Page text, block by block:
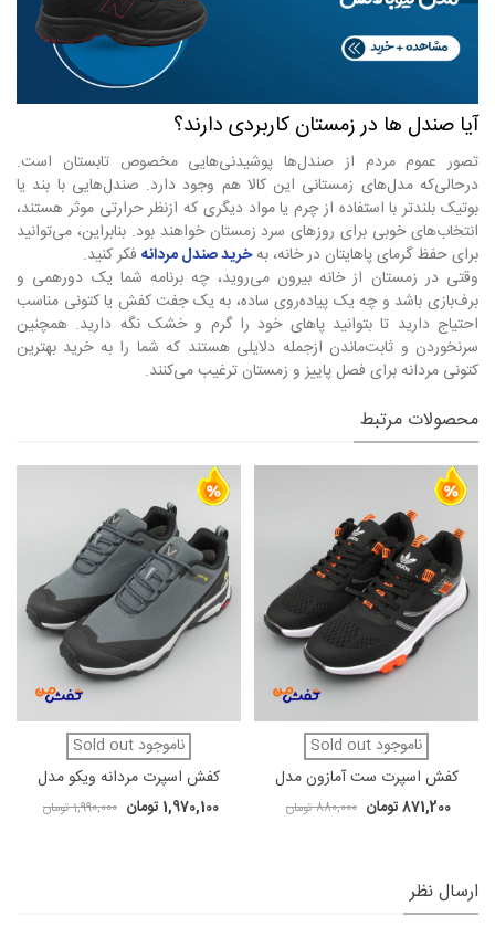
آیا صندل ها در زمستان کاربردی دارند؟
تصور عموم مردم از صندل‌ها پوشیدنی‌هایی مخصوص تابستان است.
درحالی‌که مدل‌های زمستانی این کالا هم وجود دارد. صندل‌هایی با بند یا
بوتیک بلندتر با استفاده از چرم یا مواد دیگری که ازنظر حرارتی موثر هستند،
انتخاب‌های خوبی برای روزهای سرد زمستان خواهند بود. بنابراین، می‌توانید
برای حفظ گرمای پاهایتان در خانه، بهخرید صندل مردانه فکر کنید.
وقتی در زمستان از خانه بیرون می‌روید، چه برنامه شما یک دورهمی و
برف‌بازی باشد و چه یک پیاده‌روی ساده، به یک جفت کفش یا کتونی مناسب
احتیاج دارید تا بتوانید پاهای خود را گرم و خشک نگه دارید. همچنین
سرنخوردن و ثابت‌ماندن ازجمله دلایلی هستند که شما را به خرید بهترین
کتونی مردانه برای فصل پاییز و زمستان ترغیب می‌کنند.
محصولات مرتبط
ناموجود Sold out
کفش اسپرت ست آمازون مدل
آدیداس کد 1029871,200 تومان 880,000 تومان
ناموجود Sold out
کفش اسپرت مردانه ویکو مدل
3116 کد 10391,970,100 تومان 1,990,000 تومان
ارسال نظر